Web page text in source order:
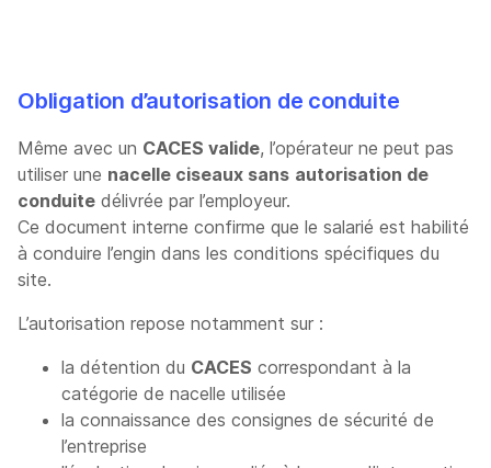
Obligation d’autorisation de conduite
Même avec un CACES valide, l’opérateur ne peut pas
utiliser une nacelle ciseaux sans autorisation de
conduite délivrée par l’employeur.
Ce document interne confirme que le salarié est habilité
à conduire l’engin dans les conditions spécifiques du
site.
L’autorisation repose notamment sur :
la détention du CACES correspondant à la
catégorie de nacelle utilisée
la connaissance des consignes de sécurité de
l’entreprise